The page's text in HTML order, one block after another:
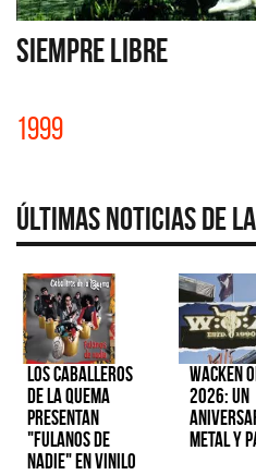
SIEMPRE LIBRE
1999
Últimas Noticias de
Los Caballeros
de la Quema
presentan
"Fulanos de
Nadie" en vinilo
Wacken
2026: Un
metal y